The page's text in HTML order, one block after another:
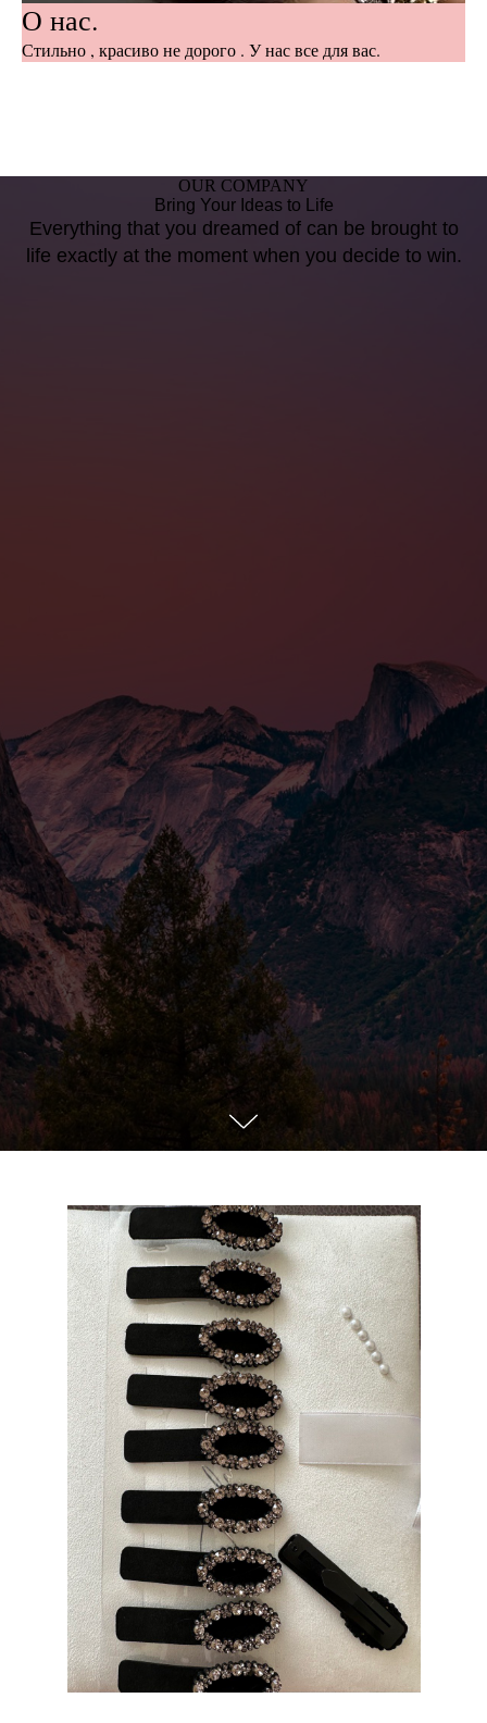
О нас.
Стильно , красиво не дорого . У нас все для вас.
OUR COMPANY
Bring Your Ideas to Life
Everything that you dreamed of can be brought to
life exactly at the moment when you decide to win.